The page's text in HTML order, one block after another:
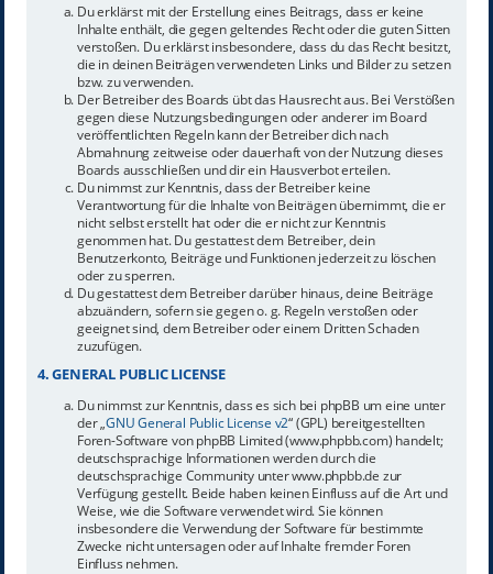
Du erklärst mit der Erstellung eines Beitrags, dass er keine
Inhalte enthält, die gegen geltendes Recht oder die guten Sitten
verstoßen. Du erklärst insbesondere, dass du das Recht besitzt,
die in deinen Beiträgen verwendeten Links und Bilder zu setzen
bzw. zu verwenden.
Der Betreiber des Boards übt das Hausrecht aus. Bei Verstößen
gegen diese Nutzungsbedingungen oder anderer im Board
veröffentlichten Regeln kann der Betreiber dich nach
Abmahnung zeitweise oder dauerhaft von der Nutzung dieses
Boards ausschließen und dir ein Hausverbot erteilen.
Du nimmst zur Kenntnis, dass der Betreiber keine
Verantwortung für die Inhalte von Beiträgen übernimmt, die er
nicht selbst erstellt hat oder die er nicht zur Kenntnis
genommen hat. Du gestattest dem Betreiber, dein
Benutzerkonto, Beiträge und Funktionen jederzeit zu löschen
oder zu sperren.
Du gestattest dem Betreiber darüber hinaus, deine Beiträge
abzuändern, sofern sie gegen o. g. Regeln verstoßen oder
geeignet sind, dem Betreiber oder einem Dritten Schaden
zuzufügen.
4. GENERAL PUBLIC LICENSE
Du nimmst zur Kenntnis, dass es sich bei phpBB um eine unter
der „GNU General Public License v2“ (GPL) bereitgestellten
Foren-Software von phpBB Limited (www.phpbb.com) handelt;
deutschsprachige Informationen werden durch die
deutschsprachige Community unter www.phpbb.de zur
Verfügung gestellt. Beide haben keinen Einfluss auf die Art und
Weise, wie die Software verwendet wird. Sie können
insbesondere die Verwendung der Software für bestimmte
Zwecke nicht untersagen oder auf Inhalte fremder Foren
Einfluss nehmen.